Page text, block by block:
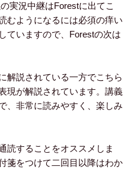
実況中継はForestに出てこ
むようになるには必須の痒い
ていますので、Forestの次は
解説されている一方でこちら
現が解説されています。講義
、非常に読みやすく、楽しみ
読することをオススメしま
箋をつけて二回目以降はわか